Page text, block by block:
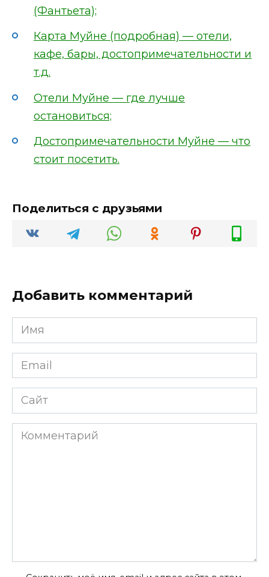
(Фантьета);
Карта Муйне (подробная) — отели,
кафе, бары, достопримечательности и
т.д.
Отели Муйне — где лучше
остановиться;
Достопримечательности Муйне — что
стоит посетить.
Поделиться с друзьями
Добавить комментарий
Имя
*
Email
*
Сайт
Комментарий